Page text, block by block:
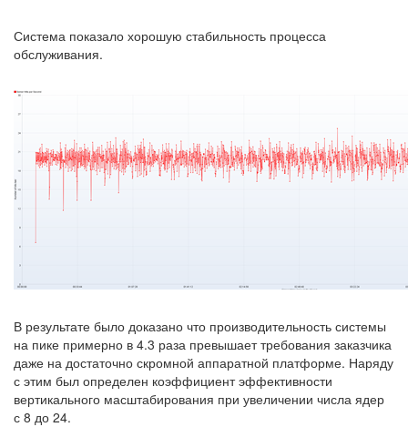
Система показало хорошую стабильность процесса
обслуживания.
В результате было доказано что производительность системы
на пике примерно в 4.3 раза превышает требования заказчика
даже на достаточно скромной аппаратной платформе. Наряду
с этим был определен коэффициент эффективности
вертикального масштабирования при увеличении числа ядер
с 8 до 24.